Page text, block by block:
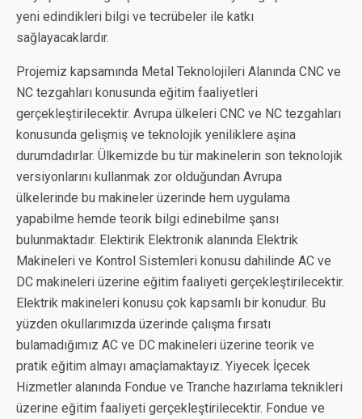
yeni edindikleri bilgi ve tecrübeler ile katkı
sağlayacaklardır.
Projemiz kapsamında Metal Teknolojileri Alanında CNC ve
NC tezgahları konusunda eğitim faaliyetleri
gerçekleştirilecektir. Avrupa ülkeleri CNC ve NC tezgahları
konusunda gelişmiş ve teknolojik yeniliklere aşina
durumdadırlar. Ülkemizde bu tür makinelerin son teknolojik
versiyonlarını kullanmak zor olduğundan Avrupa
ülkelerinde bu makineler üzerinde hem uygulama
yapabilme hemde teorik bilgi edinebilme şansı
bulunmaktadır. Elektirik Elektronik alanında Elektrik
Makineleri ve Kontrol Sistemleri konusu dahilinde AC ve
DC makineleri üzerine eğitim faaliyeti gerçekleştirilecektir.
Elektrik makineleri konusu çok kapsamlı bir konudur. Bu
yüzden okullarımızda üzerinde çalışma fırsatı
bulamadığımız AC ve DC makineleri üzerine teorik ve
pratik eğitim almayı amaçlamaktayız. Yiyecek İçecek
Hizmetler alanında Fondue ve Tranche hazırlama teknikleri
üzerine eğitim faaliyeti gerçekleştirilecektir. Fondue ve